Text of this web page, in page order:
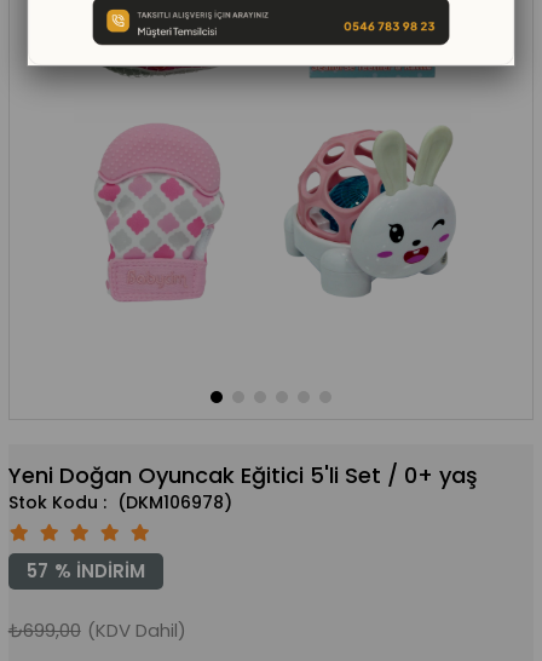
Yeni Doğan Oyuncak Eğitici 5'li Set / 0+ yaş
(DKM106978)
%
57 İNDIRIM
₺699,00 (KDV Dahil)